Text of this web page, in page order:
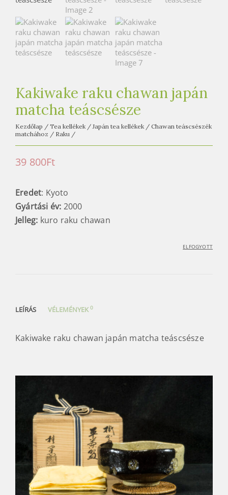
t
e
a
h
z
Kakiwake raku chawan japán
matcha teáscsésze
Kezdőlap / Tea kellékek /Japán tea kellékek / Chawan teáscsészék
matchához / Raku /
39 800Ft
Eredet: Kyoto
Gyártási év: 2000
Jelleg: kuro raku chawan
ELFOGYOTT
LEÍRÁS VÉLEMÉNYEK0
Kakiwake raku chawan japán matcha teáscsésze